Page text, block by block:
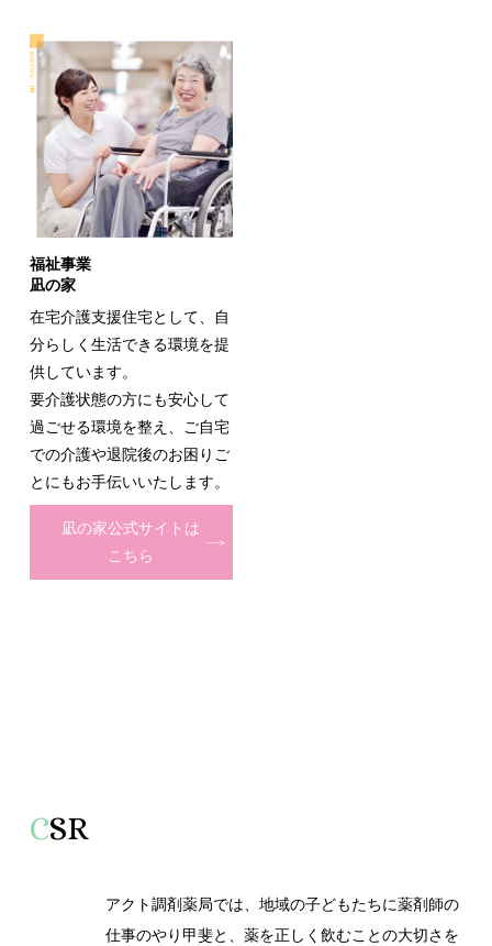
福祉事業
凪の家
在宅介護支援住宅として、自
分らしく生活できる環境を提
供しています。
要介護状態の方にも安心して
過ごせる環境を整え、ご自宅
での介護や退院後のお困りご
とにもお手伝いいたします。
凪の家公式サイトは
こちら
CSR
アクト調剤薬局では、地域の子どもたちに薬剤師の
仕事のやり甲斐と、薬を正しく飲むことの大切さを